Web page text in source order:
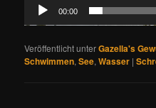
00:00
Veröffentlicht unterGazella's
Schwimmen,See,Wasser |